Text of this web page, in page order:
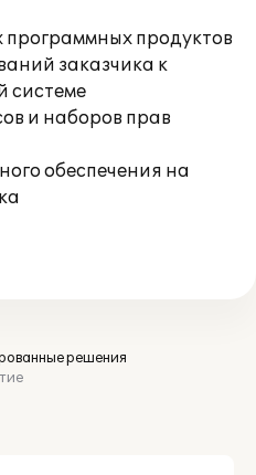
продуктов
заказчика к
системе
и наборов прав
обеспечения на
решения